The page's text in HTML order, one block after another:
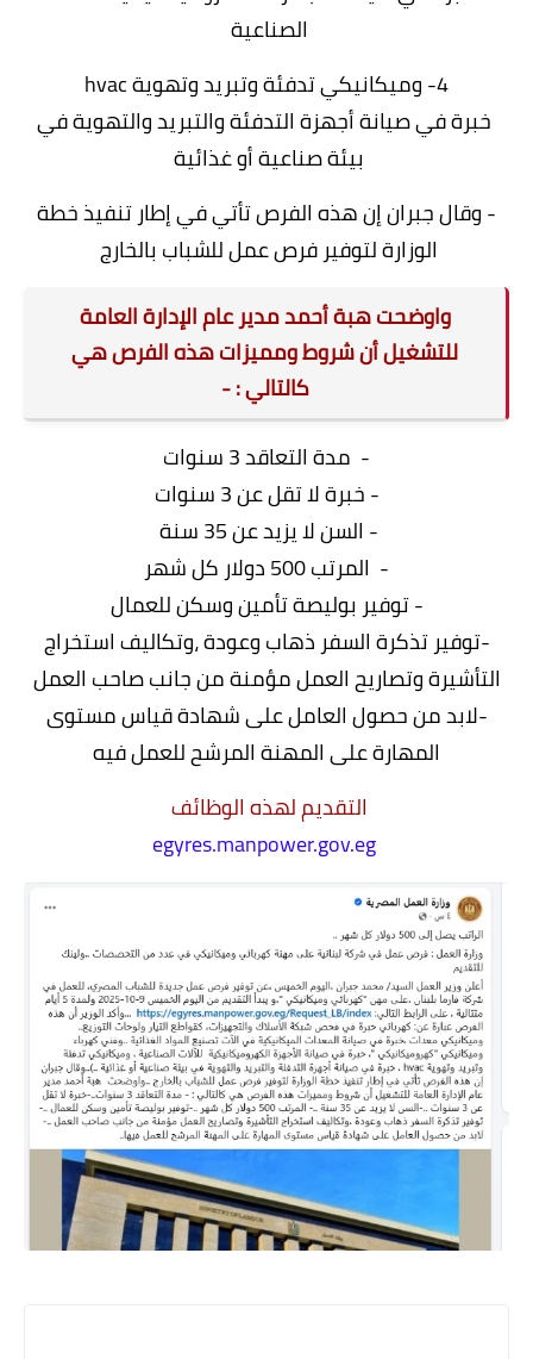
الصناعية
4- وميكانيكي تدفئة وتبريد وتهوية hvac
خبرة في صيانة أجهزة التدفئة والتبريد والتهوية في
بيئة صناعية أو غذائية
- وقال جبران إن هذه الفرص تأتي في إطار تنفيذ خطة
الوزارة لتوفير فرص عمل للشباب بالخارج
واوضحت هبة أحمد مدير عام الإدارة العامة
للتشغيل أن شروط ومميزات هذه الفرص هي
كالتالي : -
- مدة التعاقد 3 سنوات
- خبرة لا تقل عن 3 سنوات
- السن لا يزيد عن 35 سنة
- المرتب 500 دولار كل شهر
- توفير بوليصة تأمين وسكن للعمال
-توفير تذكرة السفر ذهاب وعودة ،وتكاليف استخراج
التأشيرة وتصاريح العمل مؤمنة من جانب صاحب العمل
-لابد من حصول العامل على شهادة قياس مستوى
المهارة على المهنة المرشح للعمل فيه
التقديم لهذه الوظائف